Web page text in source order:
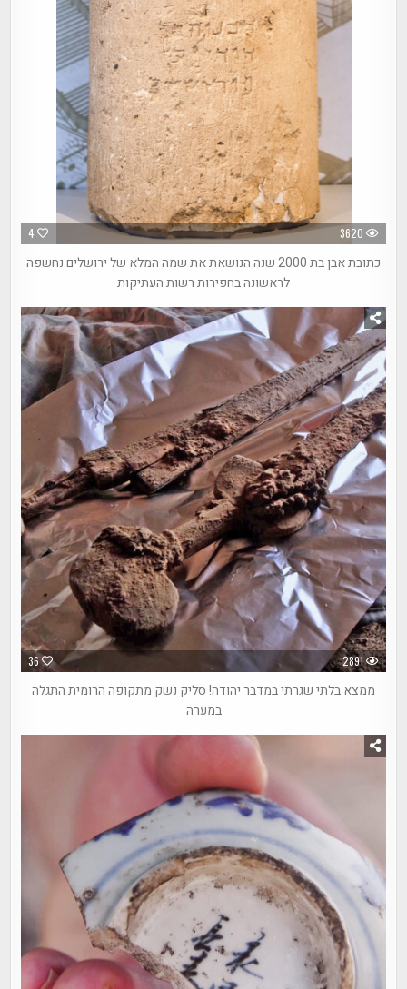
4 3620
כתובת אבן בת 2000 שנה הנושאת את שמה המלא של ירושלים נחשפה
לראשונה בחפירות רשות העתיקות
36 2891
ממצא בלתי שגרתי במדבר יהודה! סליק נשק מתקופה הרומית התגלה
במערה